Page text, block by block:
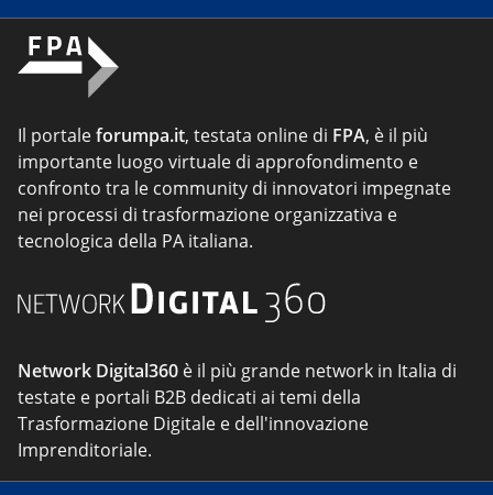
Il portaleforumpa.it, testata online di FPA, è il più
importante luogo virtuale di approfondimento e
confronto tra le community di innovatori impegnate
nei processi di trasformazione organizzativa e
tecnologica della PA italiana.
Network Digital360 è il più grande network in Italia di
testate e portali B2B dedicati ai temi della
Trasformazione Digitale e dell'innovazione
Imprenditoriale.